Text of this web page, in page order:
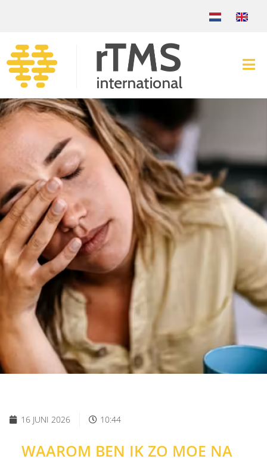
16 JUNI 2026 10:44
WAAROM BEN IK ZO MOE NA